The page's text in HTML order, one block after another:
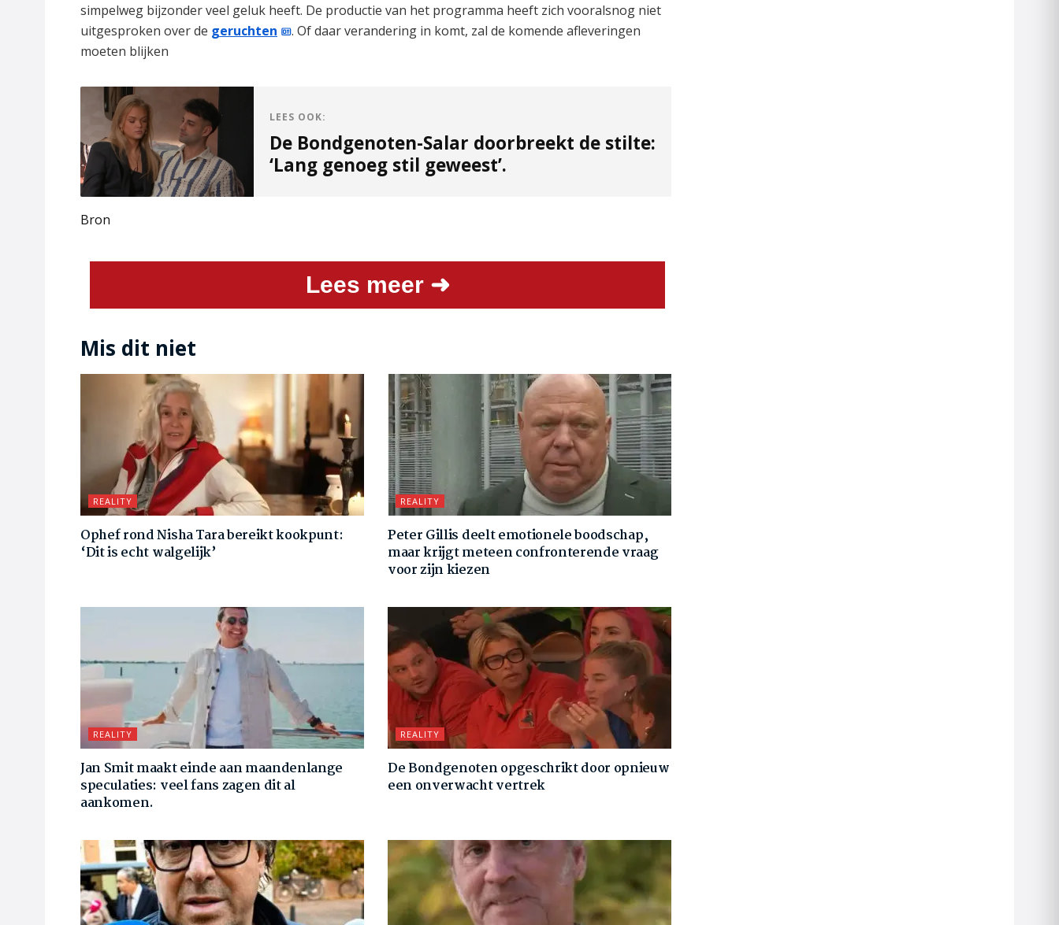
simpelweg bijzonder veel geluk heeft. De productie van het programma heeft zich vooralsnog niet
uitgesproken over de geruchten
. Of daar verandering in komt, zal de komende afleveringen
moeten blijken
LEES OOK:
De Bondgenoten-Salar doorbreekt de stilte:
‘Lang genoeg stil geweest’.
Bron
Lees meer ➜
Mis dit niet
REALITY
Ophef rond Nisha Tara bereikt kookpunt:
‘Dit is echt walgelijk’
REALITY
Peter Gillis deelt emotionele boodschap,
maar krijgt meteen confronterende vraag
voor zijn kiezen
REALITY
Jan Smit maakt einde aan maandenlange
speculaties: veel fans zagen dit al
aankomen.
REALITY
De Bondgenoten opgeschrikt door opnieuw
een onverwacht vertrek